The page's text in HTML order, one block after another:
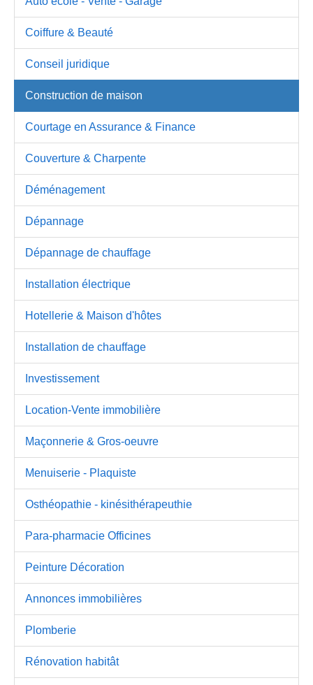
Coiffure & Beauté
Conseil juridique
Construction de maison
Courtage en Assurance & Finance
Couverture & Charpente
Déménagement
Dépannage
Dépannage de chauffage
Installation électrique
Hotellerie & Maison d'hôtes
Installation de chauffage
Investissement
Location-Vente immobilière
Maçonnerie & Gros-oeuvre
Menuiserie - Plaquiste
Osthéopathie - kinésithérapeuthie
Para-pharmacie Officines
Peinture Décoration
Annonces immobilières
Plomberie
Rénovation habitât